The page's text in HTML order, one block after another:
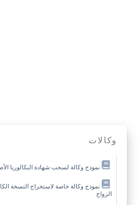
وكالات
نموذج وكالة لسحب شهادة البكالوريا
نموذج وكالة خاصة لاستخراج النسخة
الزواج